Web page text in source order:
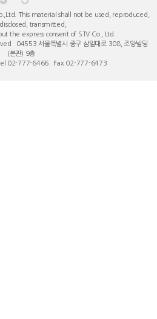
This material shall not be used, reproduced,
transmitted,
the express consent of STV Co., Ltd.
04553 서울특별시 중구 ​삼일대로 308, 조양빌딩
(본관) 9층
02-777-6466 Fax 02-777-6473